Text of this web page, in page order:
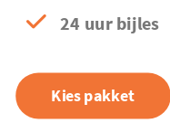
24 uur bijles
Kies pakket